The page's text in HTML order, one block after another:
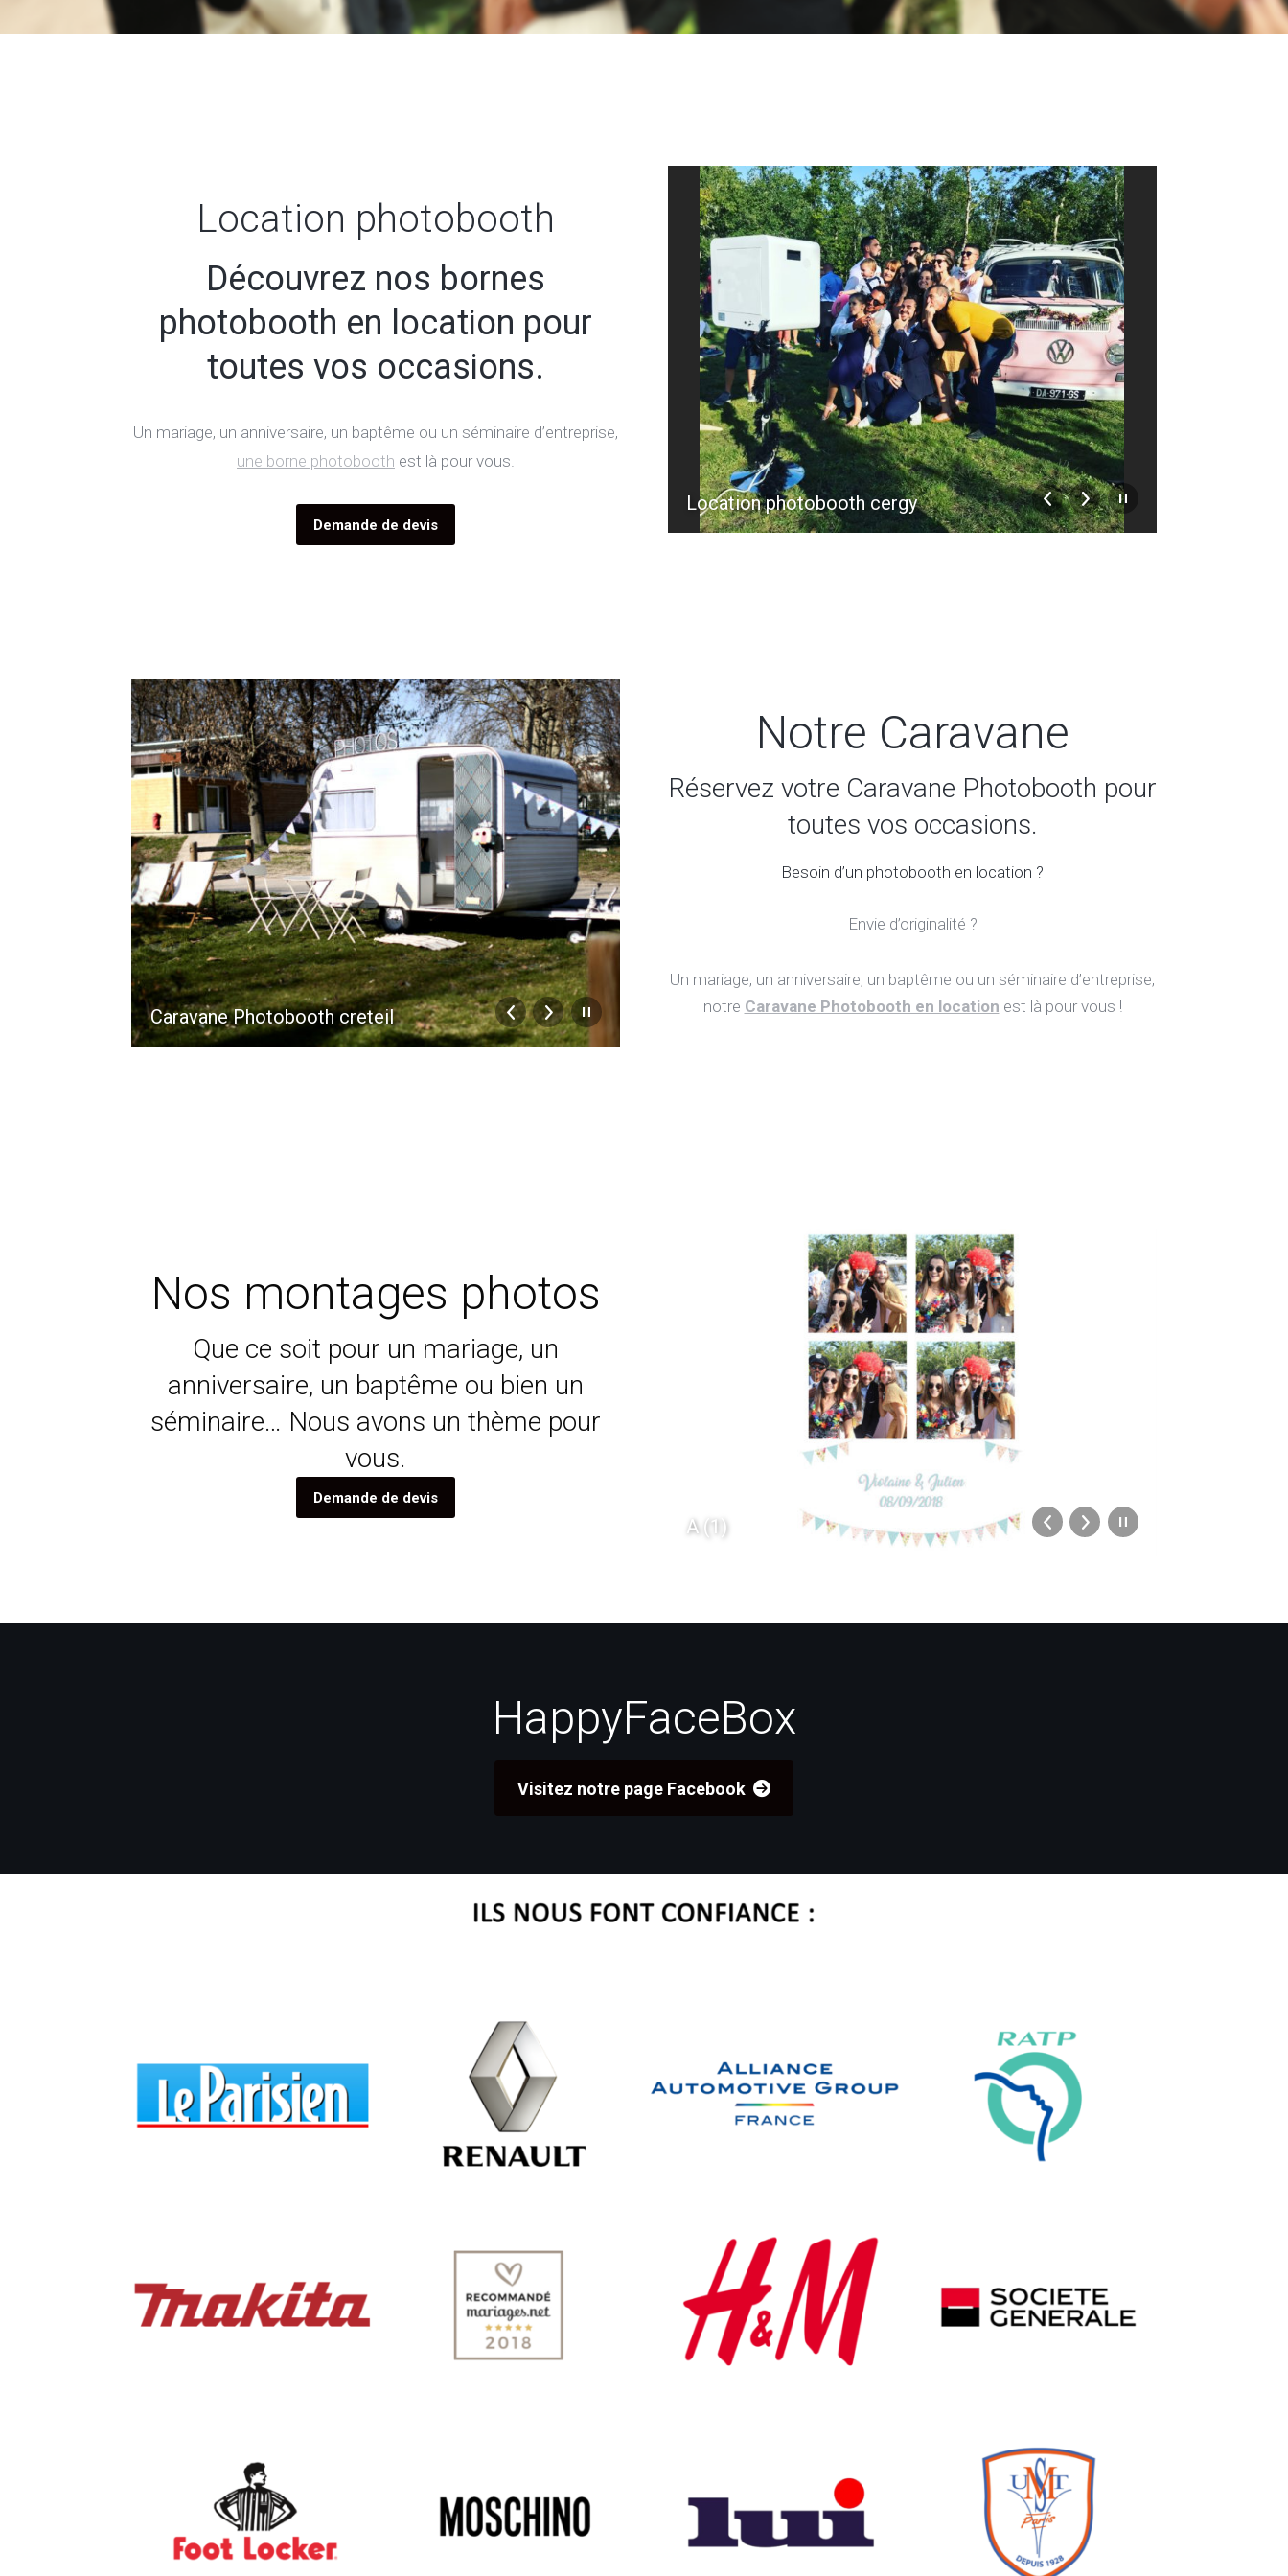
Location photobooth
Découvrez nos bornes
photobooth en location pour
toutes vos occasions.
Un mariage, un anniversaire, un baptême ou un séminaire d’entreprise,
une borne photobooth est là pour vous.
Demande de devis
Location photobooth versailles Location photobooth cergy
Caravane Photobooth creteil Caravane Photobooth paris
Notre Caravane
Réservez votre Caravane Photobooth pour
toutes vos occasions.
Besoin d’un photobooth en location ?
Envie d’originalité ?
Un mariage, un anniversaire, un baptême ou un séminaire d’entreprise,
notre Caravane Photobooth en location est là pour vous !
Nos montages photos
Que ce soit pour un mariage, un
anniversaire, un baptême ou bien un
séminaire… Nous avons un thème pour
vous.
Demande de devis
A (1)
HappyFaceBox
Visitez notre page Facebook